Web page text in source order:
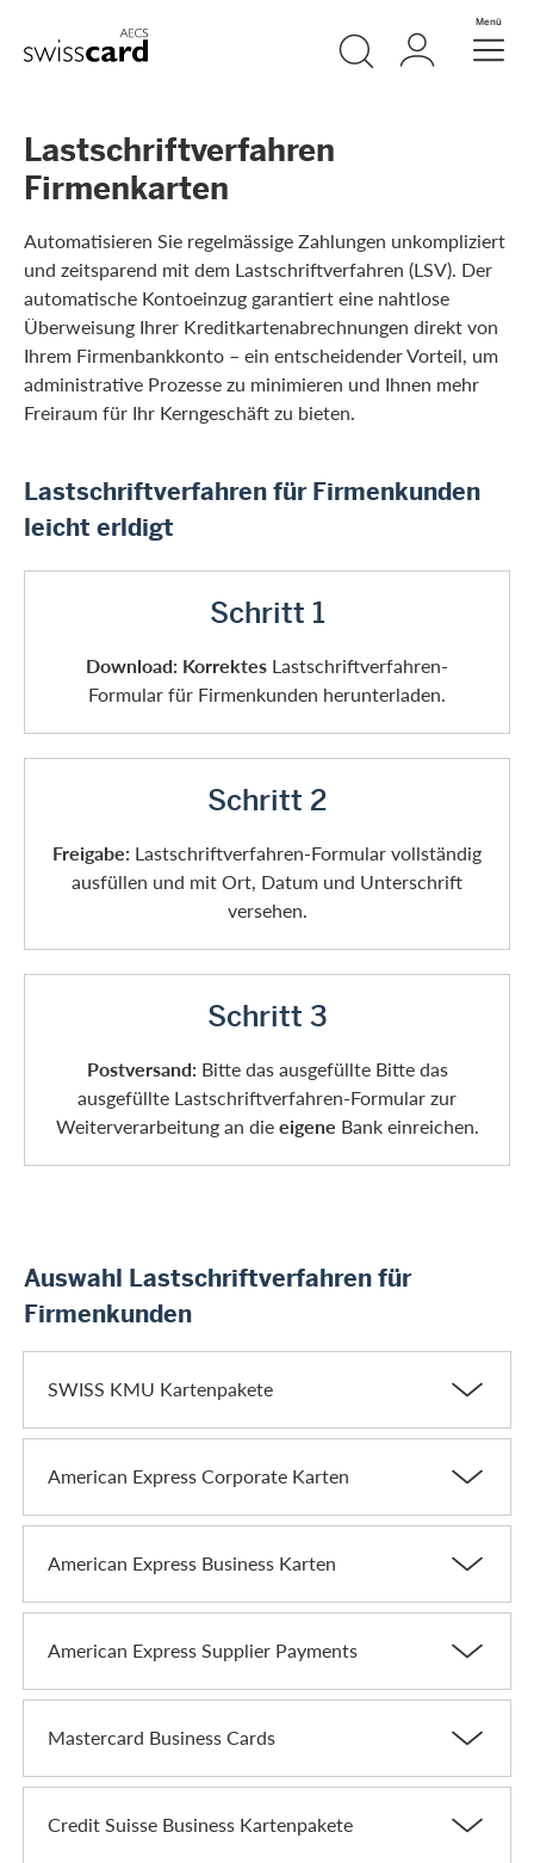
Header
Logo Meta Navigation
SucheLogin Menü
Lastschriftverfahren
Firmenkarten
Automatisieren Sie regelmässige Zahlungen unkompliziert
und zeitsparend mit dem Lastschriftverfahren (LSV). Der
automatische Kontoeinzug garantiert eine nahtlose
Überweisung Ihrer Kreditkartenabrechnungen direkt von
Ihrem Firmenbankkonto – ein entscheidender Vorteil, um
administrative Prozesse zu minimieren und Ihnen mehr
Freiraum für Ihr Kerngeschäft zu bieten.
Lastschriftverfahren für Firmenkunden
leicht erldigt
Schritt 1
Download: Korrektes Lastschriftverfahren-
Formular für Firmenkunden herunterladen.
Schritt 2
Freigabe: Lastschriftverfahren-Formular vollständig
ausfüllen und mit Ort, Datum und Unterschrift
versehen.
Schritt 3
Postversand: Bitte das ausgefüllte Bitte das
ausgefüllte Lastschriftverfahren-Formular zur
Weiterverarbeitung an dieeigene Bank einreichen.
Auswahl Lastschriftverfahren für
Firmenkunden
SWISS KMU Kartenpakete
American Express Corporate Karten
American Express Business Karten
American Express Supplier Payments
Mastercard Business Cards
Credit Suisse Business Kartenpakete